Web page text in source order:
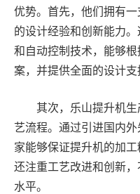
优势。首先，他们拥有
的设计经验和创新能力
和自动控制技术，能够
案，并提供全面的设计支
其次，乐山提升机
艺流程。通过引进国内
家能够保证提升机的加
还注重工艺改进和创新
水平。